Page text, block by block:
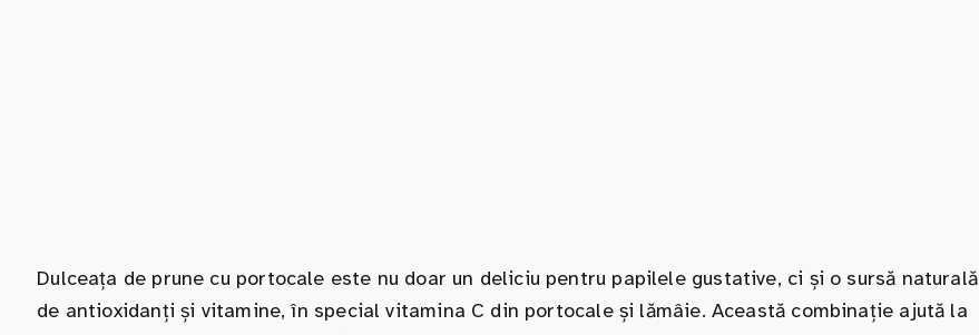
Dulceața de prune cu portocale este nu doar un deliciu pentru papilele gustative, ci și o sursă naturală
de antioxidanți și vitamine, în special vitamina C din portocale și lămâie. Această combinație ajută la